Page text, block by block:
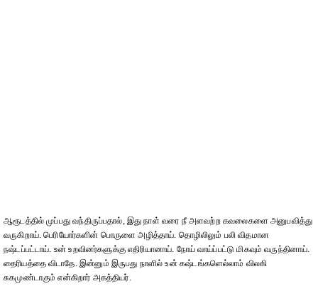
ஆரூடத்தில் முப்பது வந்திருப்பதால், இது நாள் வரை நீ அளவற்ற கவலைகளை அனுபவித்து
வருகிறாய். பெரியோர்களின் பொருளை அழித்தாய். தொழிலிலும் பலி விதமான
நஷ்டப்பட்டாய். உன் உறவினர்களுக்கு எதிரியானாய். நோய் வாய்ப்பட்டு மிகவும் வருந்தினாய்.
தைரியத்தை விடாதே. இன்னும் இருபது நாளில் உன் கஷ்டங்களெல்லாம் விலகி
சுகமுண்டாகும் என்கிறார் அகத்தியர்.